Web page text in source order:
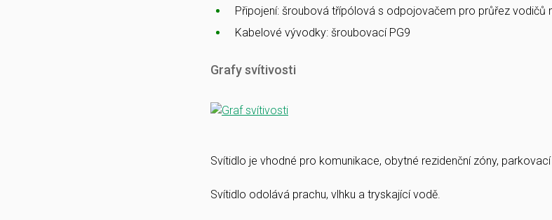
Připojení: šroubová třípólová s odpojovačem pro průřez vodičů
Kabelové vývodky: šroubovací PG9
Grafy svítivosti
Svítidlo je vhodné pro komunikace, obytné rezidenční zóny,
Svítidlo odolává prachu, vlhku a tryskající vodě.